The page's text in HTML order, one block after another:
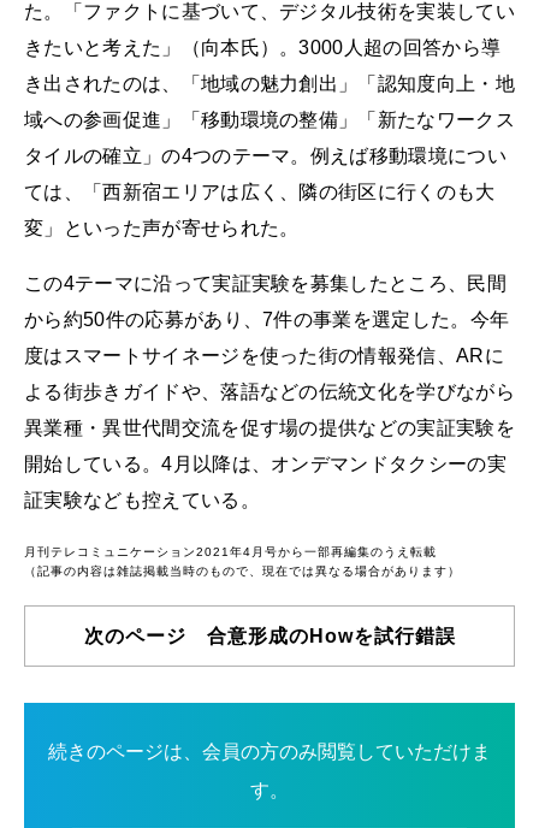
た。「ファクトに基づいて、デジタル技術を実装してい
きたいと考えた」（向本氏）。3000人超の回答から導
き出されたのは、「地域の魅力創出」「認知度向上・地
域への参画促進」「移動環境の整備」「新たなワークス
タイルの確立」の4つのテーマ。例えば移動環境につい
ては、「西新宿エリアは広く、隣の街区に行くのも大
変」といった声が寄せられた。
この4テーマに沿って実証実験を募集したところ、民間
から約50件の応募があり、7件の事業を選定した。今年
度はスマートサイネージを使った街の情報発信、ARに
よる街歩きガイドや、落語などの伝統文化を学びながら
異業種・異世代間交流を促す場の提供などの実証実験を
開始している。4月以降は、オンデマンドタクシーの実
証実験なども控えている。
月刊テレコミュニケーション2021年4月号から一部再編集のうえ転載
（記事の内容は雑誌掲載当時のもので、現在では異なる場合があります）
次のページ 合意形成のHowを試行錯誤
続きのページは、会員の方のみ閲覧していただけま
す。